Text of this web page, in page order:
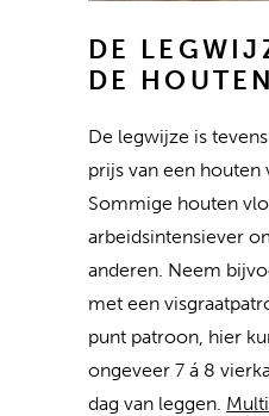
DE
DE
De legwijze is
prijs van een houten
Sommige houten
arbeidsintensiever
anderen. Neem
met een
punt patroon, hier
ongeveer 7 á 8
dag van leggen.